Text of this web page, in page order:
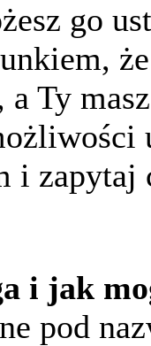
go
Ty
i zapytaj
i jak
pod